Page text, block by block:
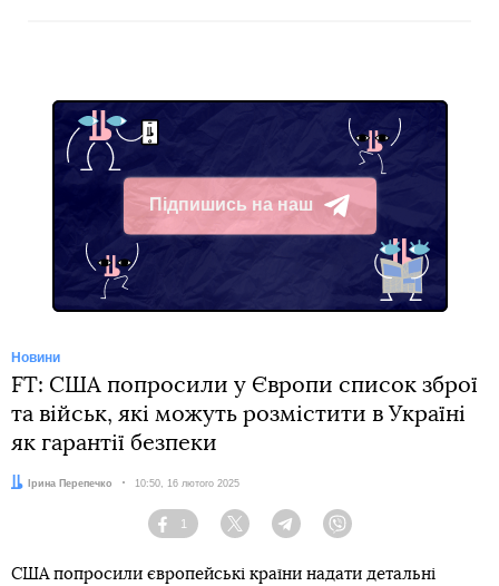
Підпишись на наш
Telegram
Новини
FT: США попросили у Європи список зброї
та військ, які можуть розмістити в Україні
як гарантії безпеки
Автор:Ірина Перепечко Дата:
10:50, 16 лютого 2025
Facebook
1
Twitter TelegramViber
США попросили європейські країни надати детальні